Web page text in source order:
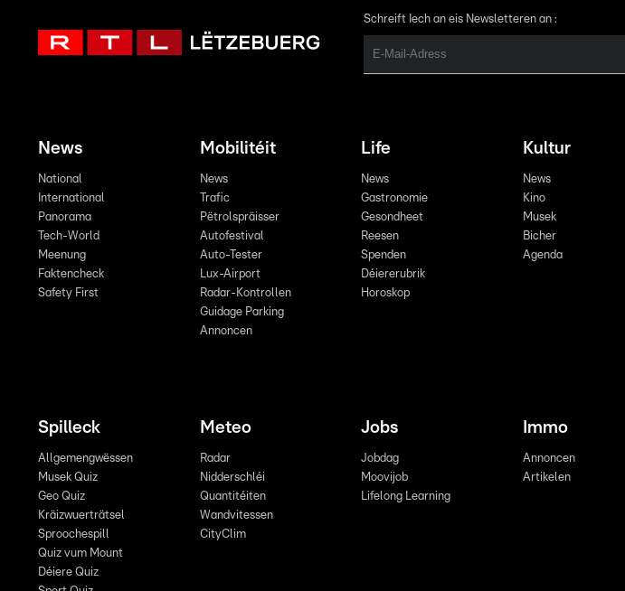
Schreift Iech an eis Newsletteren an :
News
National
International
Panorama
Tech-World
Meenung
Faktencheck
Safety First
Mobilitéit
News
Trafic
Pëtrolspräisser
Autofestival
Auto-Tester
Lux-Airport
Radar-Kontrollen
Guidage Parking
Annoncen
Life
News
Gastronomie
Gesondheet
Reesen
Spenden
Déiererubrik
Horoskop
Kultur
News
Kino
Musek
Bicher
Agenda
Spilleck
Allgemengwëssen
Musek Quiz
Geo Quiz
Kräizwuerträtsel
Sproochespill
Quiz vum Mount
Déiere Quiz
Meteo
Radar
Nidderschléi
Quantitéiten
Wandvitessen
CityClim
Jobs
Jobdag
Moovijob
Lifelong Learning
Immo
Annoncen
Artikelen